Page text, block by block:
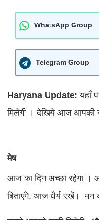
WhatsApp Group
Telegram Group
Haryana Update: यहाँ
मिलेगी । देखिये आज आपकी
मेष
आज का दिन अच्छा रहेगा ।
बिताएंगे, आज धैर्य रखें। मन